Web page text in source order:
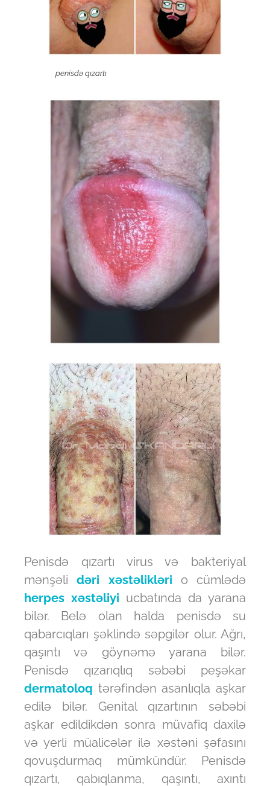
penisdə qızartı
Penisdə qızartı virus və bakteriyal
mənşəlidəri xəstəlikləri
o cümlədə
herpes xəstəliyi ucbatında da yarana
bilər. Belə olan halda penisdə su
qabarcıqları şəklində səpgilər olur. Ağrı,
qaşıntı və göynəmə yarana bilər.
Penisdə qızarıqlıq səbəbi peşəkar
dermatoloq tərəfindən asanlıqla aşkar
edilə bilər. Genital qızartının səbəbi
aşkar edildikdən sonra müvafiq daxilə
və yerli müalicələr ilə xəstəni şəfasını
qovuşdurmaq mümkündür. Penisdə
qızartı, qabıqlanma, qaşıntı, axıntı